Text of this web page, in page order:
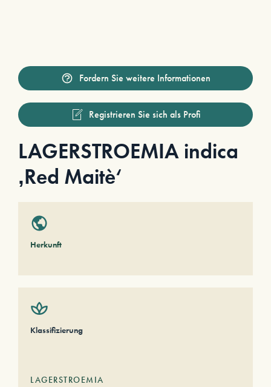
Fordern Sie weitere Informationen
Registrieren Sie sich als Profi
LAGERSTROEMIA indica
‚Red Maitè‘
Herkunft
Klassifizierung
LAGERSTROEMIA